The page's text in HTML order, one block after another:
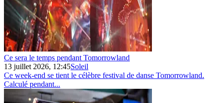
Ce sera le temps pendant Tomorrowland
13 juillet 2026, 12:45Soleil
Ce week-end se tient le célèbre festival de danse Tomorrowland.
Calculé pendant...